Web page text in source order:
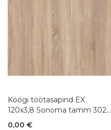
Köögi töötasapind EX
120x3,8 Sonoma tamm 3025,
80-300x120xK3,8 cm
0,00 €